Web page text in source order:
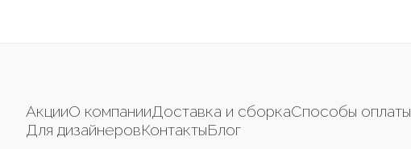
АкцииО компанииДоставка и сборкаСпособы оплаты
Для дизайнеровКонтактыБлог